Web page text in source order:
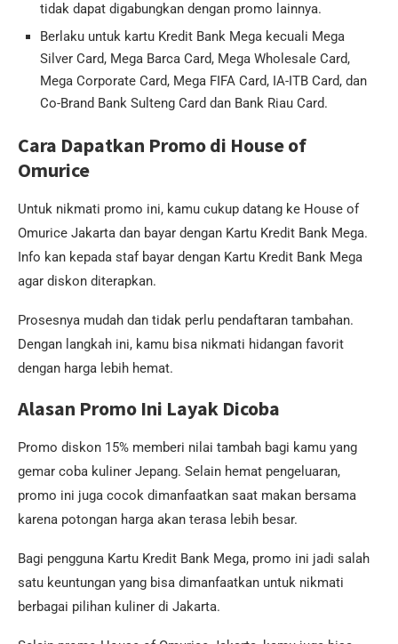
tidak dapat digabungkan dengan promo lainnya.
Berlaku untuk kartu Kredit Bank Mega kecuali Mega
Silver Card, Mega Barca Card, Mega Wholesale Card,
Mega Corporate Card, Mega FIFA Card, IA-ITB Card, dan
Co-Brand Bank Sulteng Card dan Bank Riau Card.
Cara Dapatkan Promo di House of
Omurice
Untuk nikmati promo ini, kamu cukup datang ke House of
Omurice Jakarta dan bayar dengan Kartu Kredit Bank Mega.
Info kan kepada staf bayar dengan Kartu Kredit Bank Mega
agar diskon diterapkan.
Prosesnya mudah dan tidak perlu pendaftaran tambahan.
Dengan langkah ini, kamu bisa nikmati hidangan favorit
dengan harga lebih hemat.
Alasan Promo Ini Layak Dicoba
Promo diskon 15% memberi nilai tambah bagi kamu yang
gemar coba kuliner Jepang. Selain hemat pengeluaran,
promo ini juga cocok dimanfaatkan saat makan bersama
karena potongan harga akan terasa lebih besar.
Bagi pengguna Kartu Kredit Bank Mega, promo ini jadi salah
satu keuntungan yang bisa dimanfaatkan untuk nikmati
berbagai pilihan kuliner di Jakarta.